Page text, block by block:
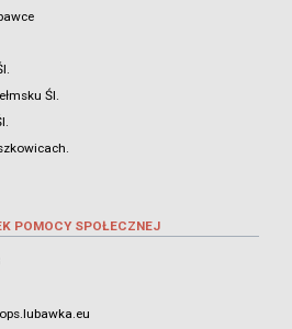
Śl.
POMOCY SPOŁECZNEJ